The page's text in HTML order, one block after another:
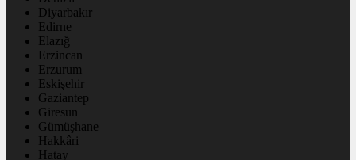
Diyarbakır
Edirne
Elazığ
Erzincan
Erzurum
Eskişehir
Gaziantep
Giresun
Gümüşhane
Hakkâri
Hatay